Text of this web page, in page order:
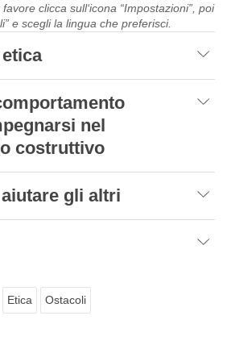
clicca sull‘icona “Impostazioni”, poi
e scegli la lingua che preferisci.
nel
costruttivo
gli altri
Etica Ostacoli